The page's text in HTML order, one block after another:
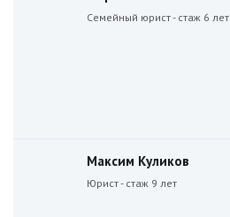
Семейный юрист - стаж 6 лет
Максим Куликов
Юрист - стаж 9 лет